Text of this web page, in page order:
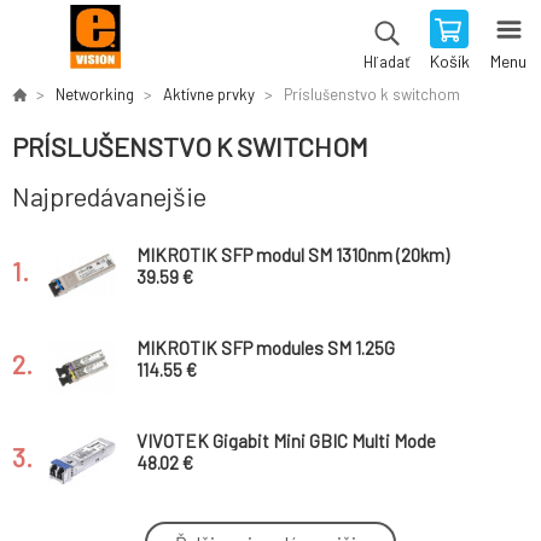
Hľadať Košík Menu
Networking Aktívne prvky Príslušenstvo k switchom
PRÍSLUŠENSTVO K SWITCHOM
Najpredávanejšie
1.
MIKROTIK SFP modul SM 1310nm (20km)
39.59 €
2.
MIKROTIK SFP modules SM 1.25G
T/R:1490nm T/R: 1550nm (80km) - industrial
114.55 €
3.
VIVOTEK Gigabit Mini GBIC Multi Mode
1310nm 2km, LC Konektor
48.02 €
Aruba Instant On AP22 flush mount sleeve